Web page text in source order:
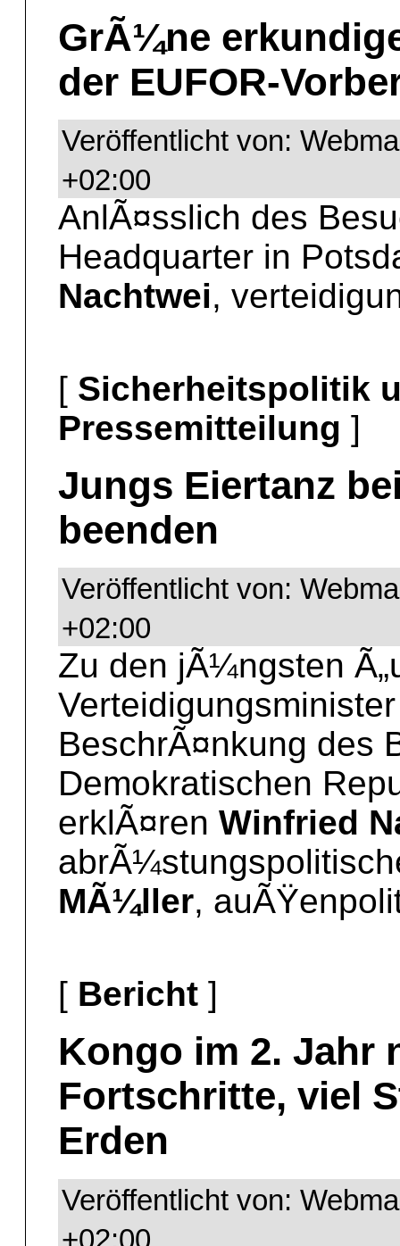
GrÃ¼ne
der EUFOR-
Veröffentlicht von:
+02:00
AnlÃ¤sslich des
Headquarter in
Nachtwei,
[ Sicherheitspolitik
Pressemitteilung ]
Jungs Eiertanz
beenden
Veröffentlicht von:
+02:00
Zu den jÃ¼ngsten
BeschrÃ¤nkung des
Demokratischen
erklÃ¤ren Winfried
MÃ¼ller,
[ Bericht ]
Kongo im 2. Jahr
Fortschritte, viel
Erden
Veröffentlicht von:
+02:00